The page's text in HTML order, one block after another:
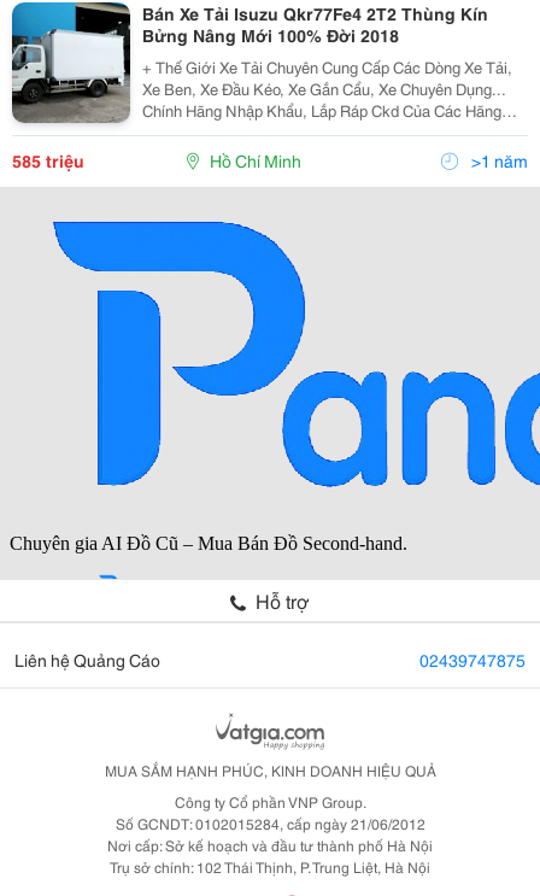
Bán Xe Tải Isuzu Qkr77Fe4 2T2 Thùng Kín
Bửng Nâng Mới 100% Đời 2018
+ Thế Giới Xe Tải Chuyên Cung Cấp Các Dòng Xe Tải,
Xe Ben, Xe Đầu Kéo, Xe Gắn Cẩu, Xe Chuyên Dụng...
Chính Hãng Nhập Khẩu, Lắp Ráp Ckd Của Các Hãng
Thương Hiệu Isuzu, Hino, Fuso, Hyundai, Daewoo,
Teraco... Cam Kết Hỗ Trợ Trả Góp Lên Đến 90% Giá Trị X
585 triệu Hồ Chí Minh >1 năm
Hỗ trợ
Liên hệ Quảng Cáo 02439747875
MUA SẮM HẠNH PHÚC, KINH DOANH HIỆU QUẢ
Công ty Cổ phần VNP Group.
Số GCNDT: 0102015284, cấp ngày 21/06/2012
Nơi cấp: Sở kế hoạch và đầu tư thành phố Hà Nội
Trụ sở chính: 102 Thái Thịnh, P. Trung Liệt, Hà Nội